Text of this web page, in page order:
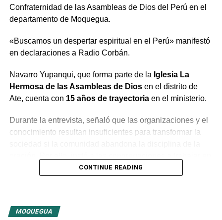
Confraternidad de las Asambleas de Dios del Perú en el
departamento de Moquegua.
«Buscamos un despertar espiritual en el Perú» manifestó
en declaraciones a Radio Corbán.
Navarro Yupanqui, que forma parte de la Iglesia La
Hermosa de las Asambleas de Diosen el distrito de
Ate, cuenta con 15 años de trayectoriaen el ministerio.
Durante la entrevista, señaló que las organizaciones y el
conocimiento resultan insuficientes para transformar la
conjunto bajo la guía del Espíritu Santo para generar un
las distintas congregaciones para impulsar la fe en las
CONTINUE READING
MOQUEGUA